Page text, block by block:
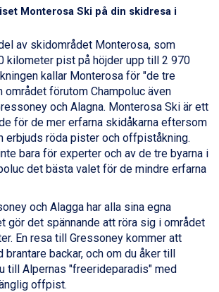
från 7.395 kr.
från 6.145 kr.
8.545 kr.
från 6.295 kr.
11.045 kr.
7.045 kr.
8.245 kr.
från 5.895 kr.
kr.
9.445 kr.
från 8.595 kr.
5.945 kr.
6.945 kr.
från 9.645 kr.
kr.
7.095 kr.
från 8.395 kr.
11.245 kr.
Monterosa Ski på din skidresa i
av skidområdet Monterosa, som
kilometer pist på höjder upp till 2 970
kallar Monterosa för "de tre
området förutom Champoluc även
och Alagna. Monterosa Ski är ett
för de mer erfarna skidåkarna eftersom
erbjuds röda pister och offpiståkning.
bara för experter och av de tre byarna i
det bästa valet för de mindre erfarna
och Alagga har alla sina egna
gör det spännande att röra sig i området
En resa till Gressoney kommer att
brantare backar, och om du åker till
till Alpernas "freerideparadis" med
offpist.